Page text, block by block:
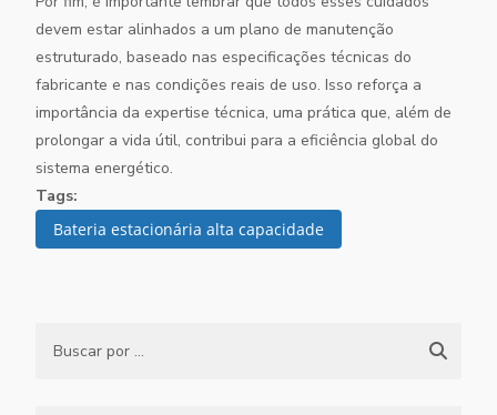
devem estar alinhados a um plano de manutenção
estruturado, baseado nas especificações técnicas do
fabricante e nas condições reais de uso. Isso reforça a
importância da expertise técnica, uma prática que, além de
prolongar a vida útil, contribui para a eficiência global do
sistema energético.
Tags:
Bateria estacionária alta capacidade